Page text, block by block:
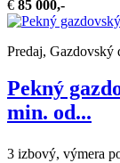
€ 85 000,-
Predaj,
Pekný
min. od...
3 izbový, výmera